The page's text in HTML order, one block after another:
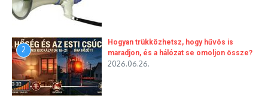
2
Hogyan trükközhetsz, hogy hűvös is
maradjon, és a hálózat se omoljon össze?
2026.06.26.